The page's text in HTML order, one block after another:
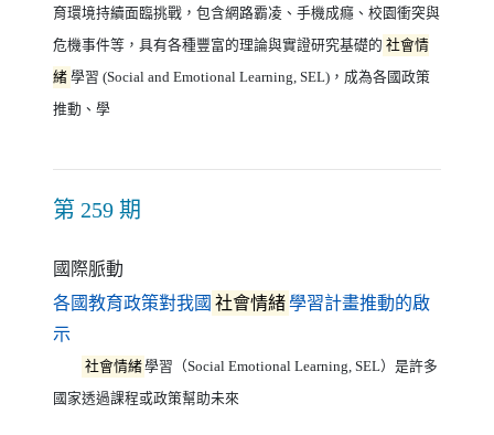
育環境持續面臨挑戰，包含網路霸凌、手機成癮、校園衝突與
危機事件等，具有各種豐富的理論與實證研究基礎的 社會情
緒 學習 (Social and Emotional Learning, SEL)，成為各國政策
推動、學
第 259 期
國際脈動
各國教育政策對我國 社會情緒學習計畫推動的啟
示
社會情緒學習（Social Emotional Learning, SEL）是許多
國家透過課程或政策幫助未來